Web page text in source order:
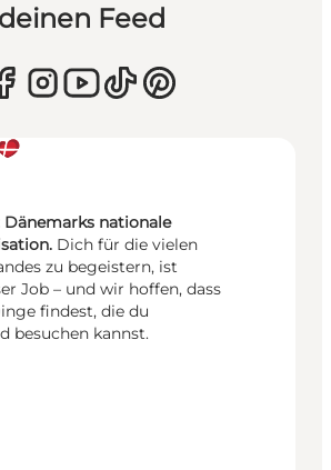
deinen Feed
nationale
Dich für die vielen
zu begeistern, ist
Job – und wir hoffen, dass
findest, die du
besuchen kannst.